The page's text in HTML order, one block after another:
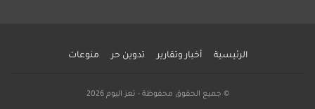
الرئيسية أخبار وتقارير تدوين حر منوعات
© جميع الحقوق محفوظة - تعز اليوم 2026